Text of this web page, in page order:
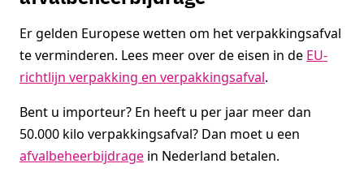
Er gelden Europese wetten om het verpakkingsafval
te verminderen. Lees meer over de eisen in de EU-
richtlijn verpakking en verpakkingsafval.
Bent u importeur? En heeft u per jaar meer dan
50.000 kilo verpakkingsafval? Dan moet u een
afvalbeheerbijdrage in Nederland betalen.